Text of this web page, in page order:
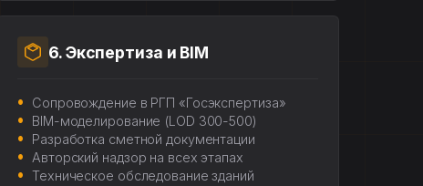
6. Экспертиза и BIM
Сопровождение в РГП «Госэкспертиза»
BIM-моделирование (LOD 300-500)
Разработка сметной документации
Авторский надзор на всех этапах
Техническое обследование зданий